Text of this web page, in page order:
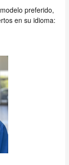
preferido,
en su idioma: